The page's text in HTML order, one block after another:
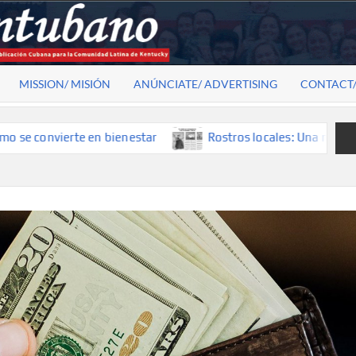
MISSION/ MISIÓN ANÚNCIATE/ ADVERTISING
en bienestar Rostros locales: Una mirada que